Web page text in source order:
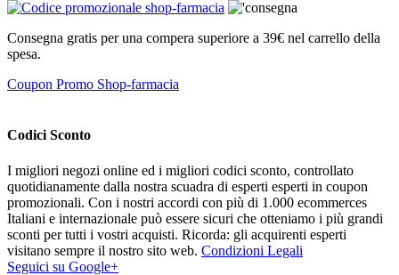
Consegna gratis per una compera superiore a 39€ nel carrello della
spesa.
Coupon Promo Shop-farmacia
Codici Sconto
I migliori negozi online ed i migliori codici sconto, controllato
quotidianamente dalla nostra scuadra di esperti esperti in coupon
promozionali. Con i nostri accordi con più di 1.000 ecommerces
Italiani e internazionale può essere sicuri che otteniamo i più grandi
sconti per tutti i vostri acquisti. Ricorda: gli acquirenti esperti
visitano sempre il nostro sito web. Condizioni Legali
Seguici su Google+